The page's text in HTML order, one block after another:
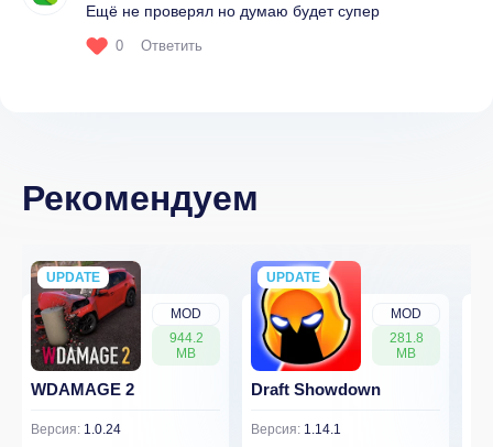
Ещё не проверял но думаю будет супер
0 Ответить
Рекомендуем
MOD
944.2
MB
UPDATE
NEW
WDAMAGE 2
Версия: 1.0.24
MOD
281.8
MB
UPDATE
NEW
Draft Showdown
Версия: 1.14.1